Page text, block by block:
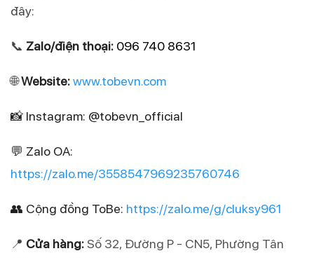
đây:
📞 Zalo/điện thoại: 096 740 8631
🌐 Website: www.tobevn.com
📸 Instagram: @tobevn_official
https://zalo.me/3558547969235760746
👥 Cộng đồng ToBe: https://zalo.me/g/cluksy961
📍 Cửa hàng: Số 32, Đường P - CN5, Phường Tân